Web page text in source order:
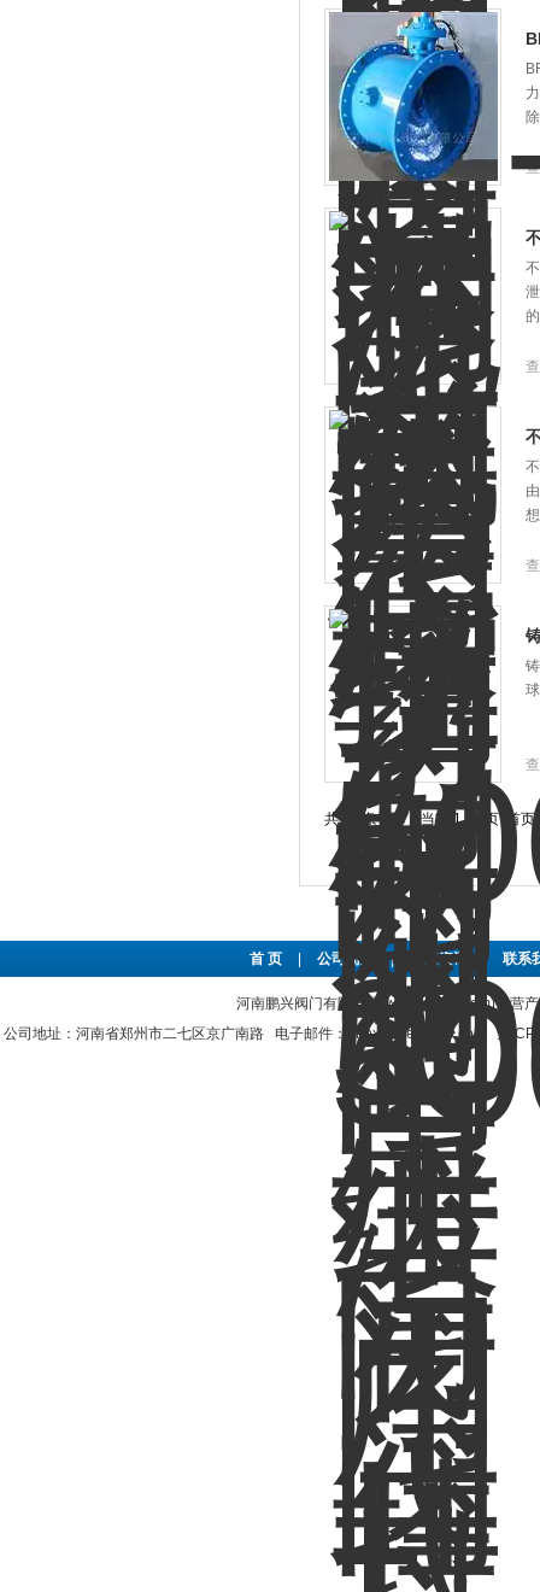
共 30 条记录，当前 1 / 3 页 首
首 页 公司简介 | 新闻资讯 | 联系
河南鹏兴阀门有限公司(www.hnpxv.com)主营
公司地址：河南省郑州市二七区京广南路 电子邮件：hnpxvalve@126.com豫ICP